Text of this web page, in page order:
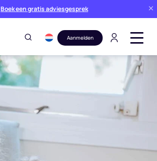
Boek een gratis adviesgesprek
Aanmelden